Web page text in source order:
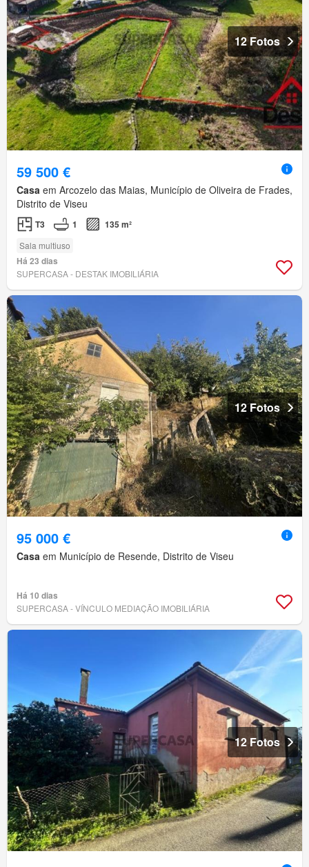
12 Fotos
59 500 €
Casa em Arcozelo das Maias, Município de Oliveira de Frades,
Distrito de Viseu
T3 1 135 m²
Sala multiuso
Há 23 dias
SUPERCASA - DESTAK IMOBILIÁRIA
12 Fotos
95 000 €
Casa em Município de Resende, Distrito de Viseu
Há 10 dias
SUPERCASA - VÍNCULO MEDIAÇÃO IMOBILIÁRIA
12 Fotos